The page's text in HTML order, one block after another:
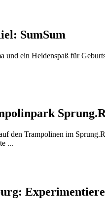
SumSum
und ein Heidenspaß für
den Trampolinen im
...